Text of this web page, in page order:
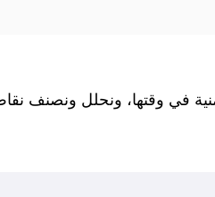
في وقتها، ونحلل